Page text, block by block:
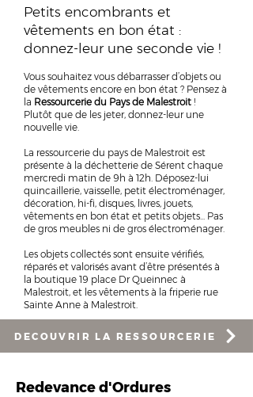
Petits encombrants et
vêtements en bon état :
donnez-leur une seconde vie !
Vous souhaitez vous débarrasser d’objets ou
de vêtements encore en bon état ? Pensez à
la Ressourcerie du Pays de Malestroit !
Plutôt que de les jeter, donnez-leur une
nouvelle vie.
La ressourcerie du pays de Malestroit est
présente à la déchetterie de Sérent chaque
mercredi matin de 9h à 12h. Déposez-lui
quincaillerie, vaisselle, petit électroménager,
décoration, hi-fi, disques, livres, jouets,
vêtements en bon état et petits objets... Pas
de gros meubles ni de gros électroménager.
Les objets collectés sont ensuite vérifiés,
réparés et valorisés avant d’être présentés à
la boutique 19 place Dr Queinnec à
Malestroit, et les vêtements à la friperie rue
Sainte Anne à Malestroit.
DECOUVRIR LA RESSOURCERIE
Redevance d'Ordures